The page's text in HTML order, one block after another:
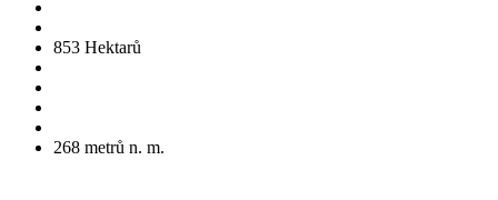
853 Hektarů
268 metrů n. m.